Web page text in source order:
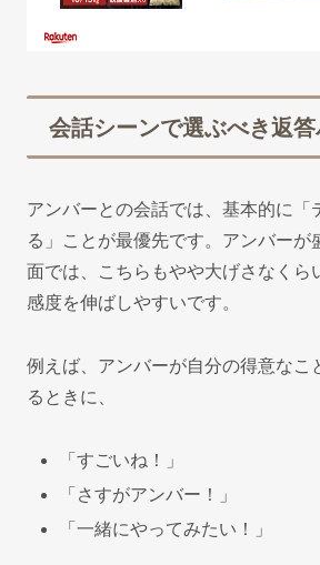
会話シーンで選ぶべき返答
アンバーとの会話では、基本的に「
る」ことが最優先です。アンバーが
面では、こちらもやや大げさなくら
感度を伸ばしやすいです。
例えば、アンバーが自分の得意なこ
るときに、
「すごいね！」
「さすがアンバー！」
「一緒にやってみたい！」